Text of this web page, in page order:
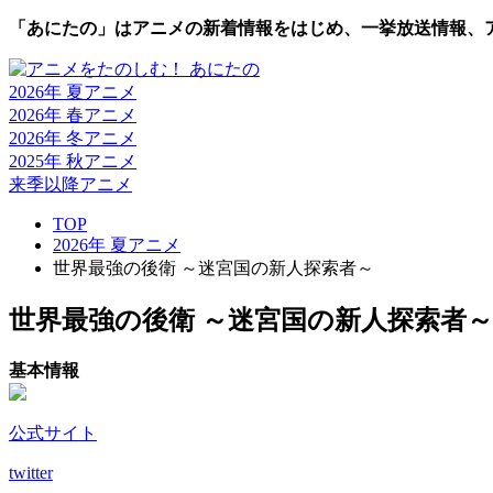
「あにたの」はアニメの新着情報をはじめ、一挙放送情報
2026年 夏アニメ
2026年 春アニメ
2026年 冬アニメ
2025年 秋アニメ
来季以降アニメ
TOP
2026年 夏アニメ
世界最強の後衛 ～迷宮国の新人探索者～
世界最強の後衛 ～迷宮国の新人探索者～
基本情報
公式サイト
twitter